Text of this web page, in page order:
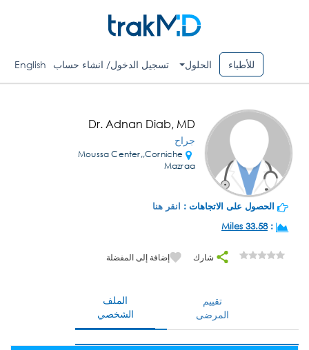
للأطباء الحلول تسجيل الدخول/ انشاء حساب English
Dr. Adnan Diab, MD
جراح
Moussa Center,,Corniche
Mazraa
الحصول على الاتجاهات : انقر هنا
:
33.58 Miles
شارك إضافة إلى المفضلة
الملف
الشخصي
تقييم
المرضى